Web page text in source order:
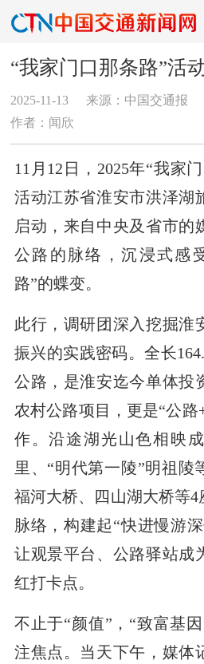
“我家门口那条路”活
2025-11-13 来源：中国交通报
作者：闻欣
11月12日，2025年“我家
活动江苏省淮安市洪泽湖
启动，来自中央及省市的
公路的脉络，沉浸式感
路”的蝶变。
此行，调研团深入挖掘淮
振兴的实践密码。全长
公路，是淮安迄今单体投
农村公路项目，更是“公路
作。沿途湖光山色相映
里、“明代第一陵”明祖陵
福河大桥、四山湖大桥等
脉络，构建起“快进慢游
让观景平台、公路驿站成
红打卡点。
不止于“颜值”，“致富基
注焦点。当天下午，媒体